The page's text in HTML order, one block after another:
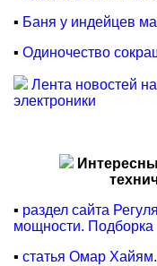
▪ Баня у индейцев
▪ Одиночество
Лента новостей
электроники
▪ раздел сайта
мощности. Подборка
▪ статья Омар